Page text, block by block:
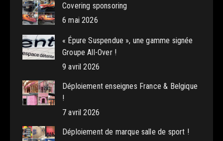
Covering sponsoring
6 mai 2026
« Épure Suspendue », une gamme signée
Groupe All-Over !
9 avril 2026
Déploiement enseignes France & Belgique
!
7 avril 2026
Déploiement de marque salle de sport !